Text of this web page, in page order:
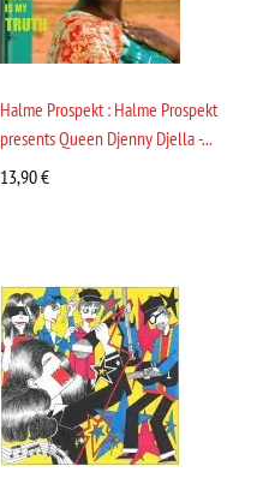
Halme Prospekt : Halme Prospekt
presents Queen Djenny Djella -...
13,90€